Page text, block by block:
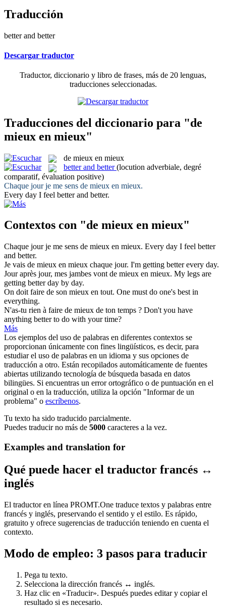
Traducción
better and better
Descargar traductor
Traductor, diccionario y libro de frases, más de 20 lenguas,
traducciones seleccionadas.
Traducciones del diccionario para "de
mieux en mieux"
de mieux en mieux
better and better (locution adverbiale, degré
comparatif, évaluation positive)
Chaque jour je me sens de mieux en mieux.
Every day I feel better and better.
Contextos con "de mieux en mieux"
Chaque jour je me sens de mieux en mieux. Every day I feel better
and better.
Je vais de mieux en mieux chaque jour. I'm getting better every day.
Jour après jour, mes jambes vont de mieux en mieux. My legs are
getting better day by day.
On doit faire de son mieux en tout. One must do one's best in
everything.
N'as-tu rien à faire de mieux de ton temps ? Don't you have
anything betterto do with your time?
Más
Los ejemplos del uso de palabras en diferentes contextos se
proporcionan únicamente con fines lingüísticos, es decir, para
estudiar el uso de palabras en un idioma y sus opciones de
traducción a otro. Están recopilados automáticamente de fuentes
abiertas utilizando tecnología de búsqueda basada en datos
bilingües. Si encuentras un error ortográfico o de puntuación en el
original o en la traducción, utiliza la opción "Informar de un
problema" o escríbenos.
Tu texto ha sido traducido parcialmente.
Puedes traducir no más de 5000 caracteres a la vez.
Examples and translation for
Qué puede hacer el traductor francés ↔
inglés
El traductor en línea PROMT.One traduce textos y palabras entre
francés y inglés, preservando el sentido y el estilo. Es rápido,
gratuito y ofrece sugerencias de traducción teniendo en cuenta el
contexto.
Modo de empleo: 3 pasos para traducir
Pega tu texto.
Selecciona la dirección francés ↔ inglés.
Haz clic en «Traducir». Después puedes editar y copiar el
resultado si es necesario.